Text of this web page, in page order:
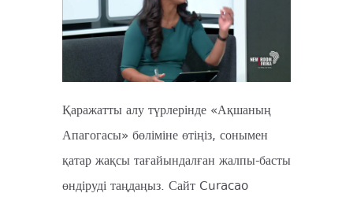
Қаражатты алу түрлерінде «Ақшаның
Апагогасы» бөліміне өтіңіз, сонымен
қатар жақсы тағайындалған жалпы-басты
өндіруді таңдаңыз. Сайт Curacao